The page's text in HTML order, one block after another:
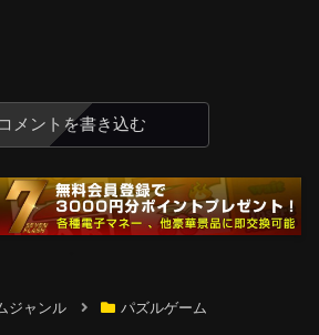
コメントを書き込む
ジャンル パズルゲーム